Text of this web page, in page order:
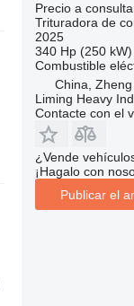
Precio a
Trituradora de
2025
340 Hp (250 kW)
Combustible
China,
Liming Heavy
Contacte con el
¿Vende
¡Hagalo con
Publicar el